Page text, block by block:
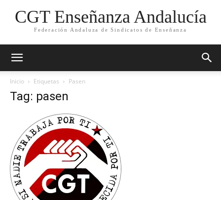
CGT Enseñanza Andalucía
Federación Andaluza de Sindicatos de Enseñanza
Inicio Etiquetas Pasen
Tag: pasen